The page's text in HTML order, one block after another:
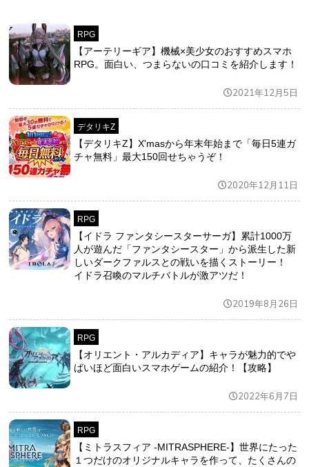
RPG
【アーテリーギア】機械×美少女のおすすめスマホ
RPG。面白い、つまらないの口コミを紹介します！
2021年12月5日
デタリキZ
【デタリキZ】X'masから年末年始まで「毎日5連ガ
チャ無料」最大150回せちゃうぞ！
2020年12月11日
RPG
【イドラ ファンタシースターサーガ】累計1000万
人が遊んだ「ファンタシースター」から派生した新
しいダークファルスとの戦いを描くストーリー！
イドラ召喚のマルチバトルが激アツだ！
2019年8月26日
RPG
【オリエント・アルカディア】キャラが魅力的でや
ばいほど面白いスマホゲームの紹介！【攻略】
2022年6月7日
RPG
【ミトラスフィア -MITRASPHERE-】世界にたった
１つだけのオリジナルキャラを作って、たくさんの